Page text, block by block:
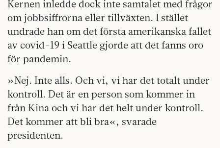
Kernen inledde dock inte samtalet med frågor
om jobbsiffrorna eller tillväxten. I stället
undrade han om det första amerikanska fallet
av covid-19 i Seattle gjorde att det fanns oro
för pandemin.
»Nej. Inte alls. Och vi, vi har det totalt under
kontroll. Det är en person som kommer in
från Kina och vi har det helt under kontroll.
Det kommer att bli bra«, svarade
presidenten.